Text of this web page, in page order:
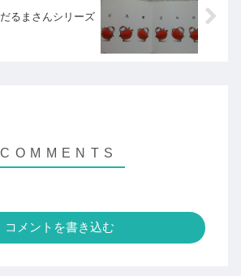
だるまさんシリーズ
コメントを書き込む